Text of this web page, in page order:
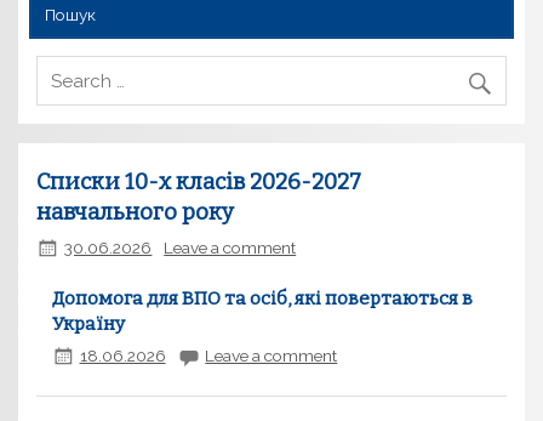
Пошук
Списки 10-х класів 2026-2027
навчального року
30.06.2026 Leave a comment
Допомога для ВПО та осіб, які повертаються в
Україну
18.06.2026 Leave a comment